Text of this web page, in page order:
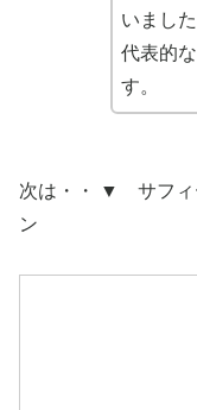
いました
代表的
す。
次は・・ ▼ サフィ
ン